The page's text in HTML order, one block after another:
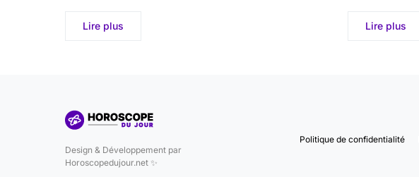
Lire plus Lire plus
Design & Développement par
Horoscopedujour.net ✨
Politique de confidentialité